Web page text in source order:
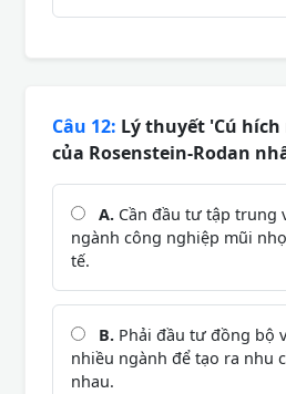
Câu 12: Lý thuyết 'Cú
của Rosenstein-Rodan
A. Cần đầu tư tập trung
ngành công nghiệp mũi
tế.
B. Phải đầu tư đồng bộ
nhiều ngành để tạo ra nhu
nhau.